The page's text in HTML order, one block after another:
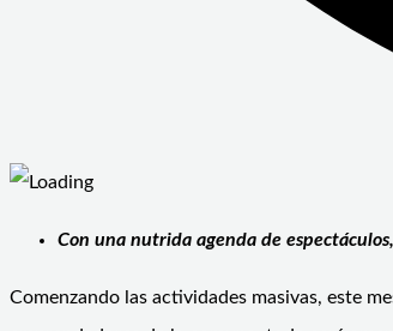
Con una nutrida agenda de
Comenzando las actividades masivas, este